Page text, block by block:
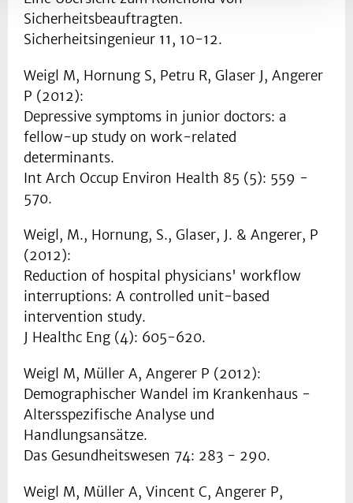
Sicherheitsbeauftragten.
Sicherheitsingenieur 11, 10-12.
Weigl M, Hornung S, Petru R, Glaser J, Angerer
P (2012):
Depressive symptoms in junior doctors: a
fellow-up study on work-related
determinants.
Int Arch Occup Environ Health 85 (5): 559 -
570.
Weigl, M., Hornung, S., Glaser, J. & Angerer, P
(2012):
Reduction of hospital physicians' workflow
interruptions: A controlled unit-based
intervention study.
J Healthc Eng (4): 605-620.
Weigl M, Müller A, Angerer P (2012):
Demographischer Wandel im Krankenhaus -
Altersspezifische Analyse und
Handlungsansätze.
Das Gesundheitswesen 74: 283 - 290.
Weigl M, Müller A, Vincent C, Angerer P,